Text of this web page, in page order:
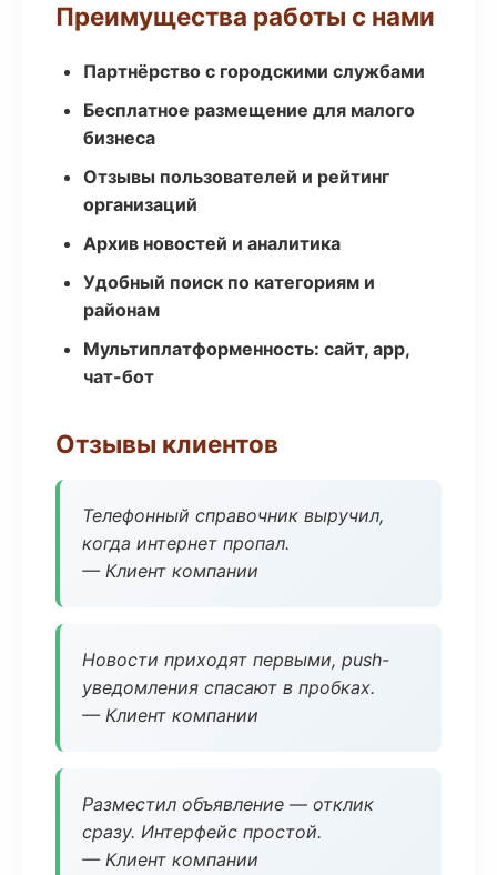
Преимущества работы с нами
Партнёрство с городскими службами
Бесплатное размещение для малого
бизнеса
Отзывы пользователей и рейтинг
организаций
Архив новостей и аналитика
Удобный поиск по категориям и
районам
Мультиплатформенность: сайт, app,
чат-бот
Отзывы клиентов
Телефонный справочник выручил,
когда интернет пропал.
— Клиент компании
Новости приходят первыми, push-
уведомления спасают в пробках.
— Клиент компании
Разместил объявление — отклик
сразу. Интерфейс простой.
— Клиент компании